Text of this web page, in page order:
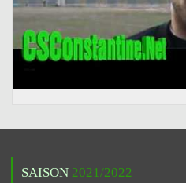
SAISON 2021/2022